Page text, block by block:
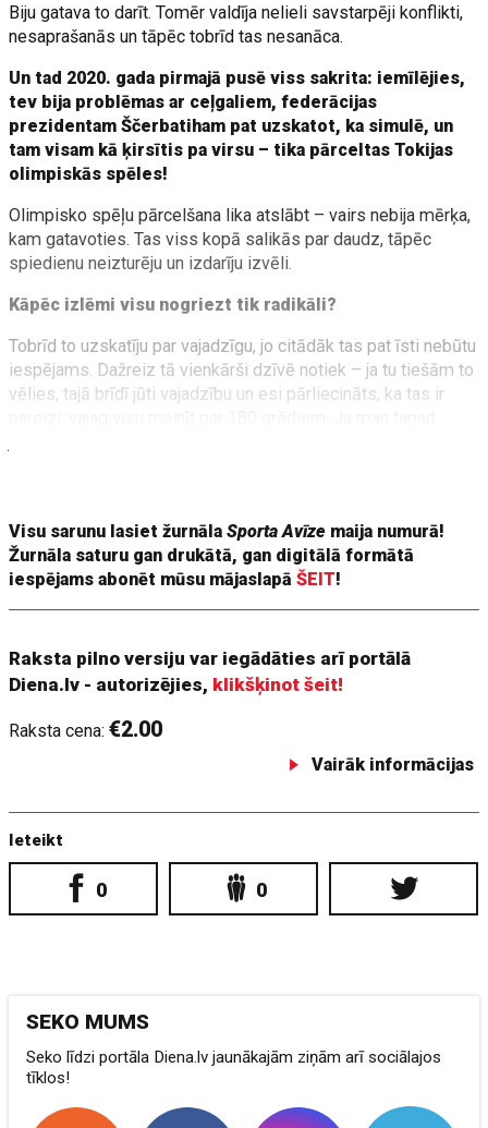
Biju gatava to darīt. Tomēr valdīja nelieli savstarpēji konflikti,
nesaprašanās un tāpēc tobrīd tas nesanāca.
Un tad 2020. gada pirmajā pusē viss sakrita: iemīlējies,
tev bija problēmas ar ceļgaliem, federācijas
prezidentam Ščerbatiham pat uzskatot, ka simulē, un
tam visam kā ķirsītis pa virsu – tika pārceltas Tokijas
olimpiskās spēles!
Olimpisko spēļu pārcelšana lika atslābt – vairs nebija mērķa,
kam gatavoties. Tas viss kopā salikās par daudz, tāpēc
spiedienu neizturēju un izdarīju izvēli.
Kāpēc izlēmi visu nogriezt tik radikāli?
Tobrīd to uzskatīju par vajadzīgu, jo citādāk tas pat īsti nebūtu
iespējams. Dažreiz tā vienkārši dzīvē notiek – ja tu tiešām to
vēlies, tajā brīdī jūti vajadzību un esi pārliecināts, ka tas ir
Visu sarunu lasiet žurnālaSporta Avīze maija numurā!
Žurnāla saturu gan drukātā, gan digitālā formātā
iespējams abonēt mūsu mājaslapāŠEIT!
Raksta pilno versiju var iegādāties arī portālā
Diena.lv - autorizējies, klikšķinot šeit!
Raksta cena:€2.00
Vairāk informācijas
Ieteikt
0 0
SEKO MUMS
Seko līdzi portāla Diena.lv jaunākajām ziņām arī sociālajos
tīklos!